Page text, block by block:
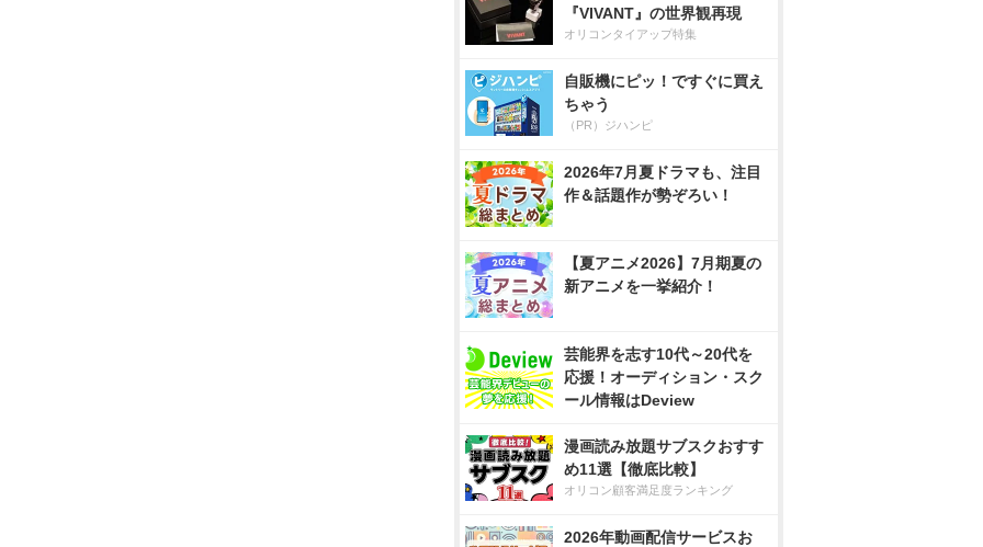
『VIVANT』の世界観再現
オリコンタイアップ特集
自販機にピッ！ですぐに買え
ちゃう
（PR）ジハンピ
2026年7月夏ドラマも、注目
作＆話題作が勢ぞろい！
【夏アニメ2026】7月期夏の
新アニメを一挙紹介！
芸能界を志す10代～20代を
応援！オーディション・スク
ール情報はDeview
漫画読み放題サブスクおすす
め11選【徹底比較】
オリコン顧客満足度ランキング
2026年動画配信サービスお